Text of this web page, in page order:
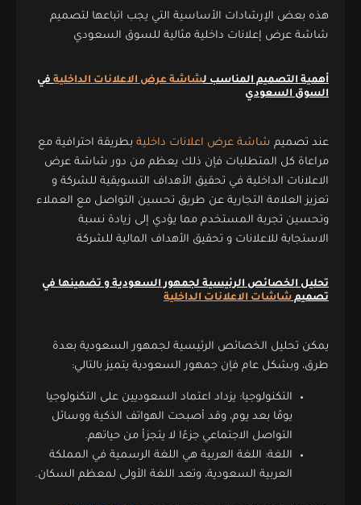
هذه بعض الإرشادات الأساسية التي يجب اتباعها لتصميم
شاشة عرض إعلانات داخلية مثالية للسوق السعودي
أهمية التصميم المناسب لشاشة عرض الاعلانات الداخلية في
السوق السعودي
عند تصميم شاشة عرض اعلانات داخلية بطريقة احترافية مع
مراعاة كل المتطلبات فإن ذلك يعظم من دور شاشة عرض
الاعلانات الداخلية في تحقيق الأهداف التسويقية للشركة و
تعزيز العلامة التجارية عن طريق تحسين التواصل مع العملاء
وتحسين تجربة المستخدم مما يؤدي إلى زيادة نسبة
الاستجابة للاعلانات و تحقيق الأهداف المالية للشركة
تحليل الخصائص الرئيسية لجمهور السعودية و تضمينها في
تصميم شاشات الاعلانات الداخلية
يمكن تحليل الخصائص الرئيسية لجمهور السعودية بعدة
طرق، وبشكل عام فإن جمهور السعودية يتميز بالتالي:
التكنولوجيا: يزداد اعتماد السعوديين على التكنولوجيا
يومًا بعد يوم، وقد أصبحت الهواتف الذكية ووسائل
التواصل الاجتماعي جزءًا لا يتجزأ من حياتهم.
اللغة: اللغة العربية هي اللغة الرسمية في المملكة
العربية السعودية، وتعد اللغة الأولى لمعظم السكان.